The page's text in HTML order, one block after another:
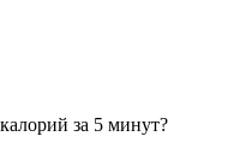
за 5 минут?